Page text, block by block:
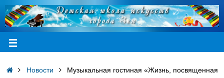
Новости
Музыкальная гостиная «Жизнь, посвященная